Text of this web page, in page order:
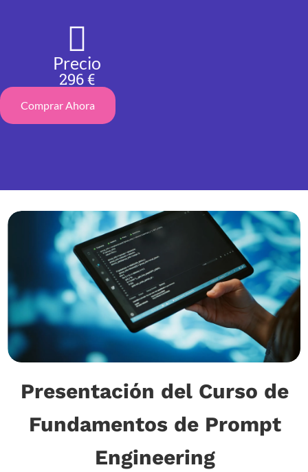
Precio
296 €
Comprar Ahora
Presentación del Curso de
Fundamentos de Prompt
Engineering